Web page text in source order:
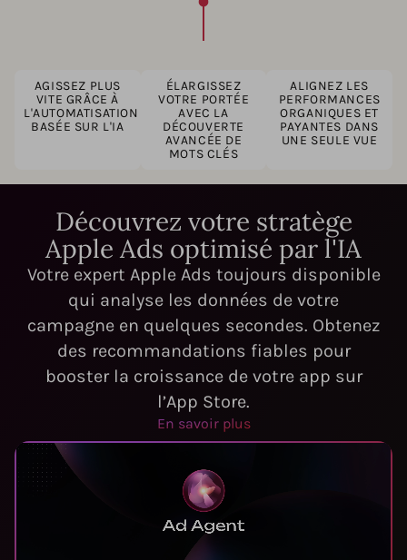
AGISSEZ PLUS
VITE GRÂCE À
L'AUTOMATISATION
BASÉE SUR L'IA
ÉLARGISSEZ
VOTRE PORTÉE
AVEC LA
DÉCOUVERTE
AVANCÉE DE
MOTS CLÉS
ALIGNEZ LES
PERFORMANCES
ORGANIQUES ET
PAYANTES DANS
UNE SEULE VUE
Découvrez votre stratège
Apple Ads optimisé par l'IA
Votre expert Apple Ads toujours disponible
qui analyse les données de votre
campagne en quelques secondes. Obtenez
des recommandations fiables pour
booster la croissance de votre app sur
l’App Store.
En savoir plus